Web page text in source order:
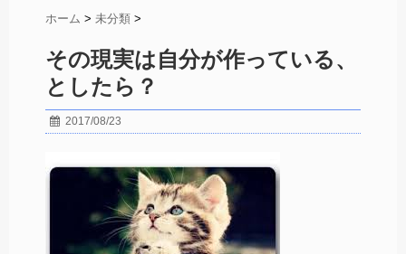
ホーム > 未分類 >
その現実は自分が作っている、
としたら？
2017/08/23